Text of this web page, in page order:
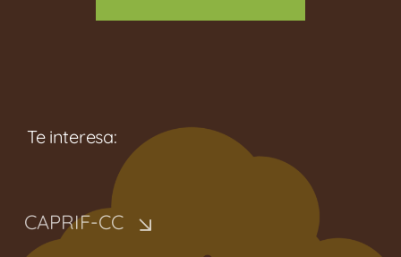
Te interesa:
CAPRIF-CC